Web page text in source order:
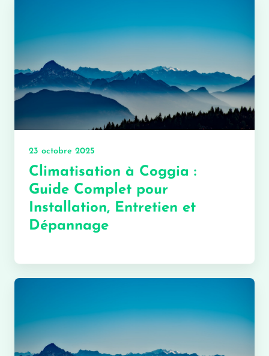
23 octobre 2025
Climatisation à Coggia :
Guide Complet pour
Installation, Entretien et
Dépannage